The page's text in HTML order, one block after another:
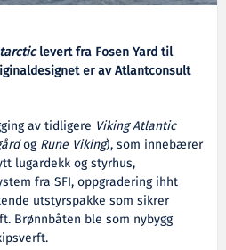
levert fra Fosen Yard til
er av Atlantconsult
av tidligere Viking Atlantic
ogRune Viking), som innebærer
lugardekk og styrhus,
fra SFI, oppgradering ihht
utstyrspakke som sikrer
Brønnbåten ble som nybygg